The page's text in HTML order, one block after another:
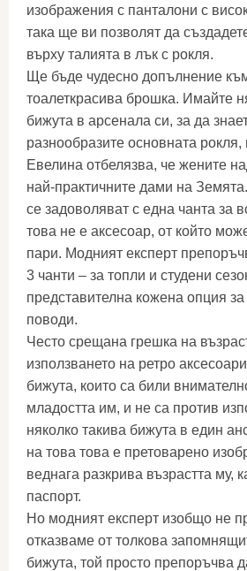
изображения с панталони с
така ще ви позволят да
върху талията в лък с рокля.
Ще бъде чудесно допълнение
тоалеткрасива брошка. Имайте
бижута в арсенала си, за да
разнообразите основната рокля,
Евелина отбелязва, че жените
най-практичните дами на
се задоволяват с една чанта за
това не е аксесоар, от който
пари. Модният експерт
3 чанти – за топли и студени
представителна кожена опция
поводи.
Често срещана грешка на
използването на ретро
бижута, които са били
младостта им, и не са против
няколко такива бижута в един
на това това е претоварено
веднага разкрива възрастта му,
паспорт.
Но модният експерт изобщо не
отказваме от толкова
бижута, той просто препоръчва